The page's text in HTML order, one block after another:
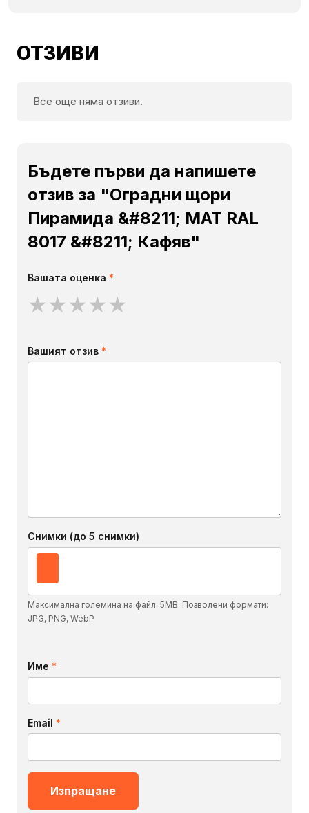
ОТЗИВИ
Все още няма отзиви.
Бъдете първи да напишете
отзив за "Оградни щори
Пирамида &#8211; MAT RAL
8017 &#8211; Кафяв"
Вашата оценка *
★★★★★
Вашият отзив *
Снимки (до 5 снимки)
Максимална големина на файл: 5MB. Позволени формати:
JPG, PNG, WebP
Име *
Email *